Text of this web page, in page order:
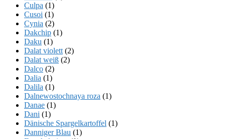
Culpa (1)
Cusoi (1)
Cynia (2)
Dakchip (1)
Daku (1)
Dalat violett (2)
Dalat weiß (2)
Dalco (2)
Dalia (1)
Dalila (1)
Dalnewostochnaya roza (1)
Danae (1)
Dani (1)
Dänische Spargelkartoffel (1)
Danniger Blau (1)